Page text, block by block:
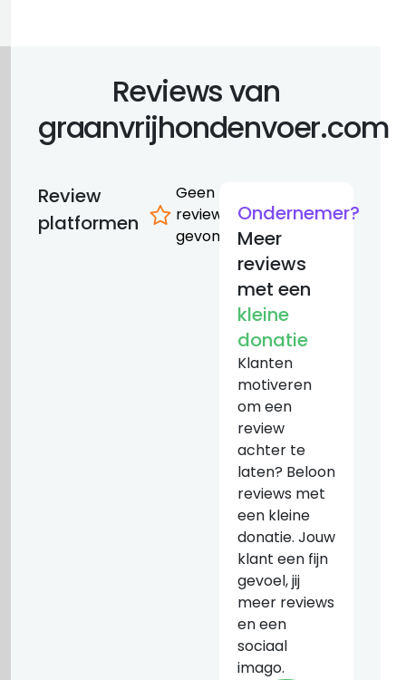
Reviews van
graanvrijhondenvoer.com
Review
platformen
Geen
reviews
gevonden
Ondernemer?
Meer
reviews
met een
kleine
donatie
Klanten
motiveren
om een
review
achter te
laten? Beloon
reviews met
een kleine
donatie. Jouw
klant een fijn
gevoel, jij
meer reviews
en een
sociaal
imago.